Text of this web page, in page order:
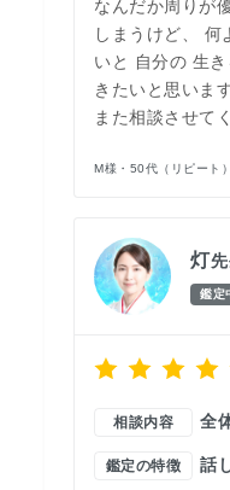
なんだか周りが
しまうけど、 何
いと 自分の 生
きたいと思いま
また相談させて
M様・50代（リピート）
灯
鑑定
相談内容 全
鑑定の特徴 話